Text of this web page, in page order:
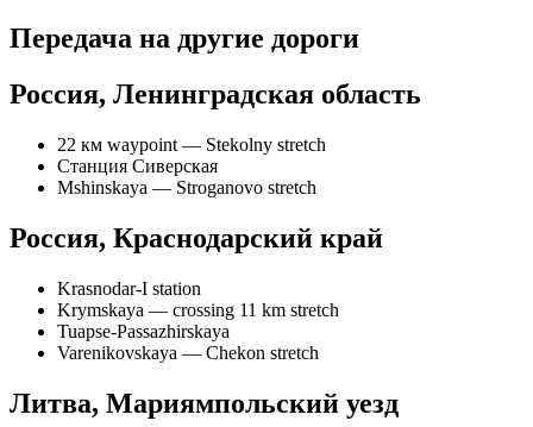
Передача на другие дороги
Россия, Ленинградская область
22 км waypoint — Stekolny stretch
Станция Сиверская
Mshinskaya — Stroganovo stretch
Россия, Краснодарский край
Krasnodar-I station
Krymskaya — crossing 11 km stretch
Tuapse-Passazhirskaya
Varenikovskaya — Chekon stretch
Литва, Мариямпольский уезд